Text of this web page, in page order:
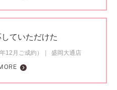
ていただけた
12月ご成約）
盛岡大通店